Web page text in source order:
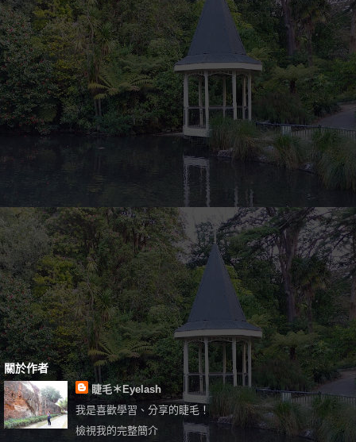
關於作者
睫毛＊Eyelash
我是喜歡學習、分享的睫毛！
檢視我的完整簡介